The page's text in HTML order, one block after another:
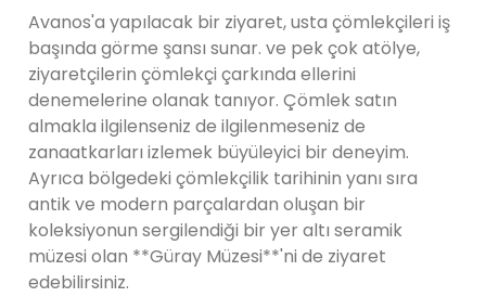
Avanos'a yapılacak bir ziyaret, usta çömlekçileri iş
başında görme şansı sunar. ve pek çok atölye,
ziyaretçilerin çömlekçi çarkında ellerini
denemelerine olanak tanıyor. Çömlek satın
almakla ilgilenseniz de ilgilenmeseniz de
zanaatkarları izlemek büyüleyici bir deneyim.
Ayrıca bölgedeki çömlekçilik tarihinin yanı sıra
antik ve modern parçalardan oluşan bir
koleksiyonun sergilendiği bir yer altı seramik
müzesi olan **Güray Müzesi**'ni de ziyaret
edebilirsiniz.